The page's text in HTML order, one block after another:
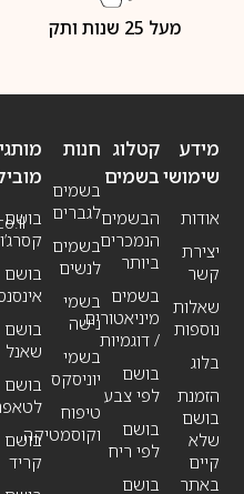
מעל 25 שנות ותק
מידע
שימושי
אודות
יצירת
קשר
שאלות
נוספות
בלוג
הזמנת
בושם
שלא
קיים
באתר
חנות
בשמים
לגברים
בשמים
לנשים
בשמי
נישה
בשמי
יוניסקס
טיפוח
וקוסמטיקה
קטלוג
בשמים
הבשמים
הנמכרים
ביותר
בשמים
מיניאטורים
/ דוגמיות
בושם
לפי צבע
בושם
לפי ריח
בושם
בושם
בושם
אינסנס
בושם
שאנל
בושם
בושם
קריד